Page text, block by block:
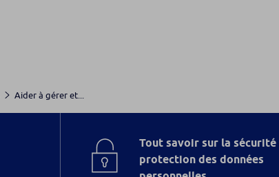
Aider à gérer et...
Tout savoir sur la sécurité
protection des données